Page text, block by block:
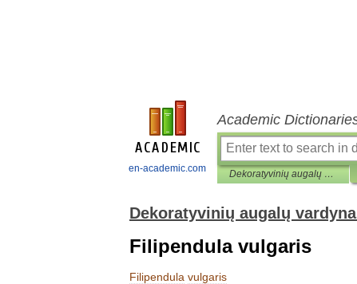
en-academic.com
Academic
Dekoratyvinių augalų vardynas
Dekoratyvinių augalų
Filipendula vulgaris
Filipendula vulgaris